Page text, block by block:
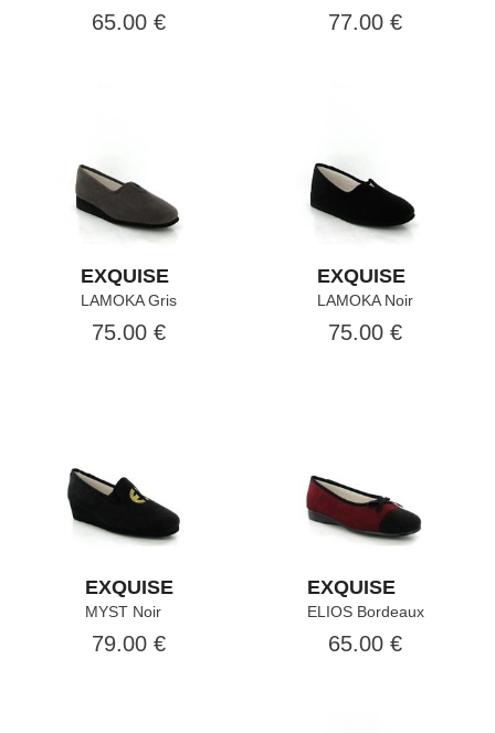
65.00 € 77.00 €
EXQUISE
LAMOKA Gris
75.00 €
EXQUISE
LAMOKA Noir
75.00 €
EXQUISE
MYST Noir
79.00 €
EXQUISE
ELIOS Bordeaux
65.00 €